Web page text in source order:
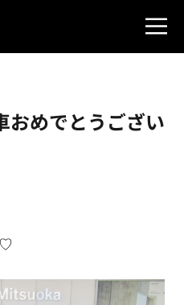
おめでとうござい